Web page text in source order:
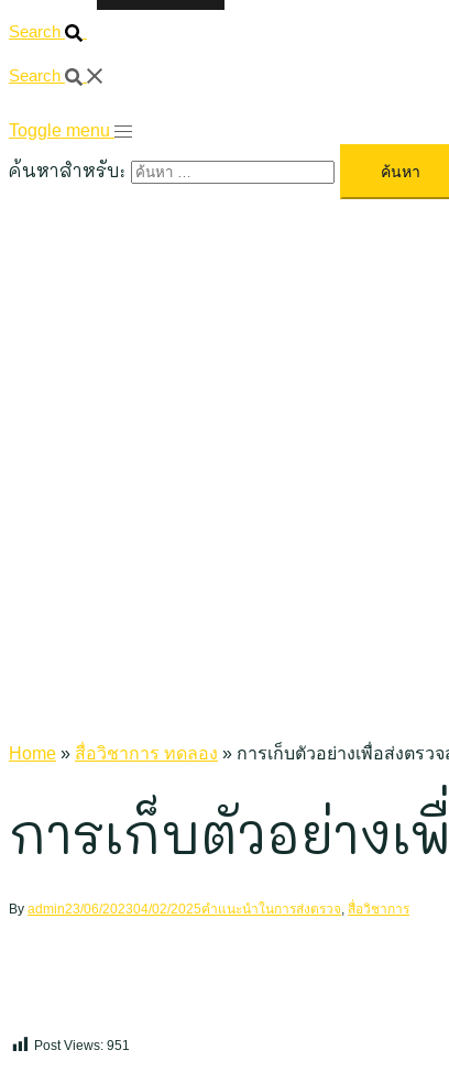
Search
Search
Toggle menu
ค้นหาสำหรับ:
Home » สื่อวิชาการ ทดลอง » การเก็บตัวอย่างเพื่อส่งตรว
การเก็บตัวอย่าง
By admin23/06/202304/02/2025คำแนะนำในการส่งตรวจ สื่อวิชาการ
Post Views: 951